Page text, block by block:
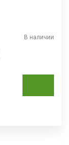
В наличии